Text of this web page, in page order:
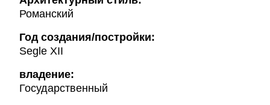
Романский
Год создания/постройки:
Segle XII
владение:
Государственный